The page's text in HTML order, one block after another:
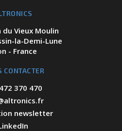
du Vieux Moulin
la-Demi-Lune
- France
CONTACTER
370 470
newsletter